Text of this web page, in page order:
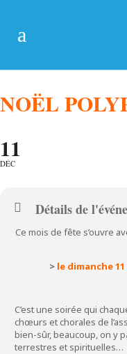
NOËL
11
DÉC
Détails de
Ce mois de fête s’ouvre
> le dimanche
C’est une soirée qui
chœurs et chorales de
bien-sûr, beaucoup, on y
terrestres et spirituelles…